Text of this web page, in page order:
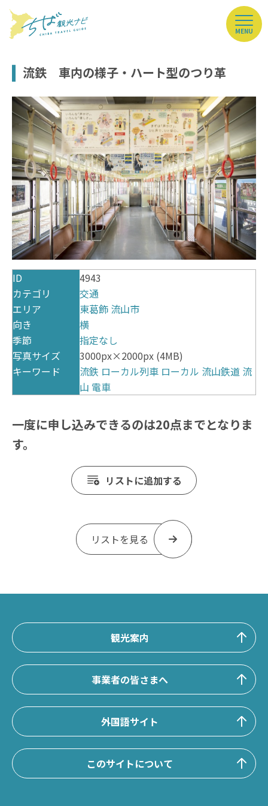
MENU
流鉄 車内の様子・ハート型のつり革
ID
4943
カテゴリ
交通
エリア
東葛飾 流山市
向き
横
季節
指定なし
写真サイズ
3000px×2000px (4MB)
キーワード
流鉄 ローカル列車 ローカル 流山鉄道 流
山 電車
一度に申し込みできるのは20点までとなりま
す。
リストに追加する
リストを見る
観光案内
事業者の皆さまへ
外国語サイト
このサイトについて